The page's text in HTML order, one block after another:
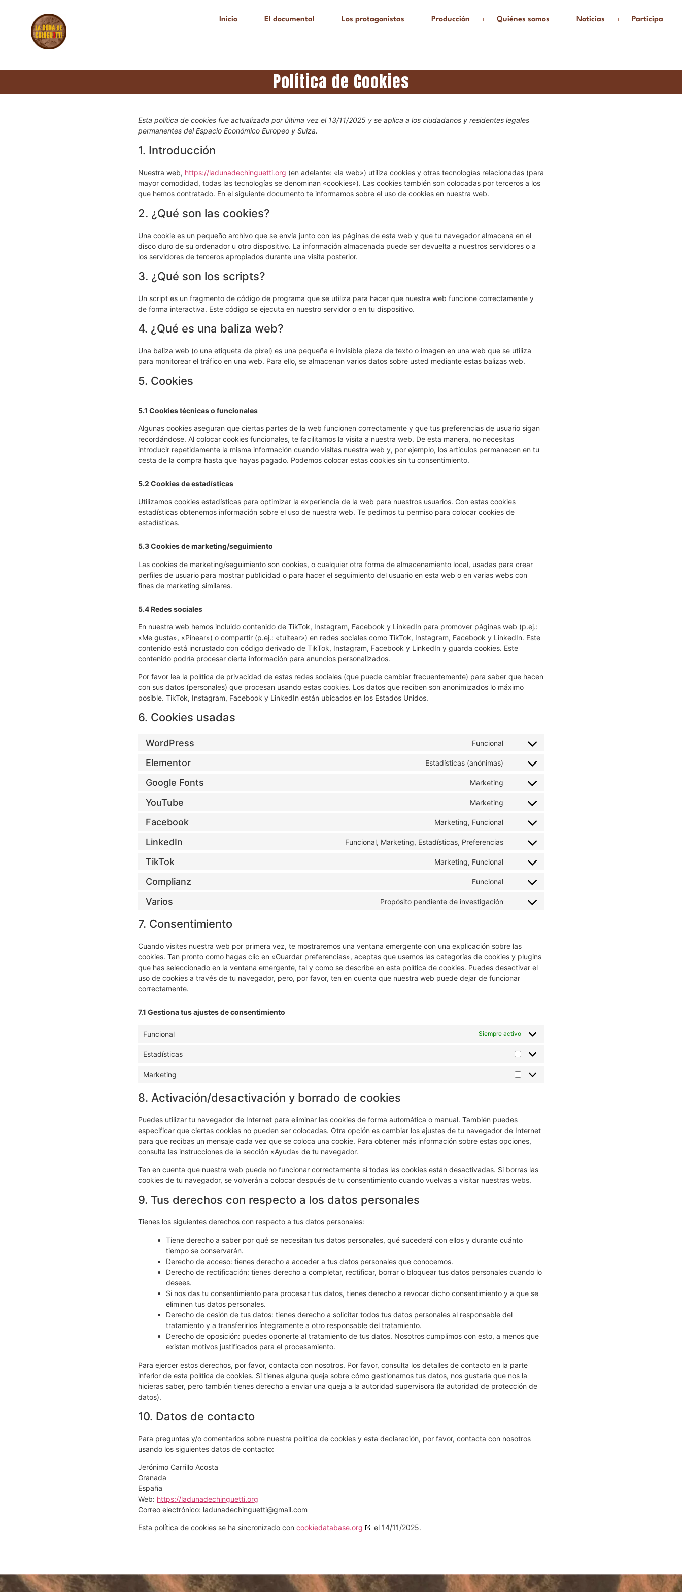
Inicio El documental Los protagonistas Producción Quiénes somos Noticias Participa
Política de Cookies
Esta política de cookies fue actualizada por última vez el 13/11/2025 y se aplica a los ciudadanos y residentes legales
permanentes del Espacio Económico Europeo y Suiza.
1. Introducción
Nuestra web, https://ladunadechinguetti.org (en adelante: «la web») utiliza cookies y otras tecnologías relacionadas (para
mayor comodidad, todas las tecnologías se denominan «cookies»). Las cookies también son colocadas por terceros a los
que hemos contratado. En el siguiente documento te informamos sobre el uso de cookies en nuestra web.
2. ¿Qué son las cookies?
Una cookie es un pequeño archivo que se envía junto con las páginas de esta web y que tu navegador almacena en el
disco duro de su ordenador u otro dispositivo. La información almacenada puede ser devuelta a nuestros servidores o a
los servidores de terceros apropiados durante una visita posterior.
3. ¿Qué son los scripts?
Un script es un fragmento de código de programa que se utiliza para hacer que nuestra web funcione correctamente y
de forma interactiva. Este código se ejecuta en nuestro servidor o en tu dispositivo.
4. ¿Qué es una baliza web?
Una baliza web (o una etiqueta de píxel) es una pequeña e invisible pieza de texto o imagen en una web que se utiliza
para monitorear el tráfico en una web. Para ello, se almacenan varios datos sobre usted mediante estas balizas web.
5. Cookies
5.1 Cookies técnicas o funcionales
Algunas cookies aseguran que ciertas partes de la web funcionen correctamente y que tus preferencias de usuario sigan
recordándose. Al colocar cookies funcionales, te facilitamos la visita a nuestra web. De esta manera, no necesitas
introducir repetidamente la misma información cuando visitas nuestra web y, por ejemplo, los artículos permanecen en tu
cesta de la compra hasta que hayas pagado. Podemos colocar estas cookies sin tu consentimiento.
5.2 Cookies de estadísticas
Utilizamos cookies estadísticas para optimizar la experiencia de la web para nuestros usuarios. Con estas cookies
estadísticas obtenemos información sobre el uso de nuestra web. Te pedimos tu permiso para colocar cookies de
estadísticas.
5.3 Cookies de marketing/seguimiento
Las cookies de marketing/seguimiento son cookies, o cualquier otra forma de almacenamiento local, usadas para crear
perfiles de usuario para mostrar publicidad o para hacer el seguimiento del usuario en esta web o en varias webs con
fines de marketing similares.
5.4 Redes sociales
En nuestra web hemos incluido contenido de TikTok, Instagram, Facebook y LinkedIn para promover páginas web (p.ej.:
«Me gusta», «Pinear») o compartir (p.ej.: «tuitear») en redes sociales como TikTok, Instagram, Facebook y LinkedIn. Este
contenido está incrustado con código derivado de TikTok, Instagram, Facebook y LinkedIn y guarda cookies. Este
contenido podría procesar cierta información para anuncios personalizados.
Por favor lea la política de privacidad de estas redes sociales (que puede cambiar frecuentemente) para saber que hacen
con sus datos (personales) que procesan usando estas cookies. Los datos que reciben son anonimizados lo máximo
posible. TikTok, Instagram, Facebook y LinkedIn están ubicados en los Estados Unidos.
6. Cookies usadas
WordPress Funcional
Elementor Estadísticas (anónimas)
Google Fonts Marketing
YouTube Marketing
Facebook Marketing, Funcional
LinkedIn Funcional, Marketing, Estadísticas, Preferencias
TikTok Marketing, Funcional
Complianz Funcional
Varios Propósito pendiente de investigación
7. Consentimiento
Cuando visites nuestra web por primera vez, te mostraremos una ventana emergente con una explicación sobre las
cookies. Tan pronto como hagas clic en «Guardar preferencias», aceptas que usemos las categorías de cookies y plugins
que has seleccionado en la ventana emergente, tal y como se describe en esta política de cookies. Puedes desactivar el
uso de cookies a través de tu navegador, pero, por favor, ten en cuenta que nuestra web puede dejar de funcionar
correctamente.
7.1 Gestiona tus ajustes de consentimiento
Funcional Siempre activo
Estadísticas
Marketing
8. Activación/desactivación y borrado de cookies
Puedes utilizar tu navegador de Internet para eliminar las cookies de forma automática o manual. También puedes
especificar que ciertas cookies no pueden ser colocadas. Otra opción es cambiar los ajustes de tu navegador de Internet
para que recibas un mensaje cada vez que se coloca una cookie. Para obtener más información sobre estas opciones,
consulta las instrucciones de la sección «Ayuda» de tu navegador.
Ten en cuenta que nuestra web puede no funcionar correctamente si todas las cookies están desactivadas. Si borras las
cookies de tu navegador, se volverán a colocar después de tu consentimiento cuando vuelvas a visitar nuestras webs.
9. Tus derechos con respecto a los datos personales
Tienes los siguientes derechos con respecto a tus datos personales:
Tiene derecho a saber por qué se necesitan tus datos personales, qué sucederá con ellos y durante cuánto
tiempo se conservarán.
Derecho de acceso: tienes derecho a acceder a tus datos personales que conocemos.
Derecho de rectificación: tienes derecho a completar, rectificar, borrar o bloquear tus datos personales cuando lo
desees.
Si nos das tu consentimiento para procesar tus datos, tienes derecho a revocar dicho consentimiento y a que se
eliminen tus datos personales.
Derecho de cesión de tus datos: tienes derecho a solicitar todos tus datos personales al responsable del
tratamiento y a transferirlos íntegramente a otro responsable del tratamiento.
Derecho de oposición: puedes oponerte al tratamiento de tus datos. Nosotros cumplimos con esto, a menos que
existan motivos justificados para el procesamiento.
Para ejercer estos derechos, por favor, contacta con nosotros. Por favor, consulta los detalles de contacto en la parte
inferior de esta política de cookies. Si tienes alguna queja sobre cómo gestionamos tus datos, nos gustaría que nos la
hicieras saber, pero también tienes derecho a enviar una queja a la autoridad supervisora (la autoridad de protección de
datos).
10. Datos de contacto
Para preguntas y/o comentarios sobre nuestra política de cookies y esta declaración, por favor, contacta con nosotros
usando los siguientes datos de contacto:
Jerónimo Carrillo Acosta
Granada
España
Web: https://ladunadechinguetti.org
Correo electrónico: ladunadechinguetti@gmail.com
Esta política de cookies se ha sincronizado con cookiedatabase.org el 14/11/2025.